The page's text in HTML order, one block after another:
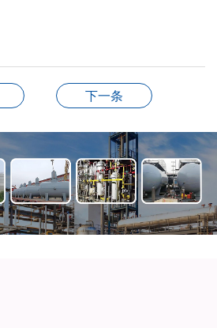
下一条